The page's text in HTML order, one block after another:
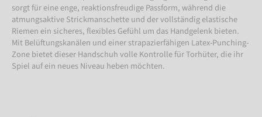
sorgt für eine enge, reaktionsfreudige Passform, während die
atmungsaktive Strickmanschette und der vollständig elastische
Riemen ein sicheres, flexibles Gefühl um das Handgelenk bieten.
Mit Belüftungskanälen und einer strapazierfähigen Latex-Punching-
Zone bietet dieser Handschuh volle Kontrolle für Torhüter, die ihr
Spiel auf ein neues Niveau heben möchten.